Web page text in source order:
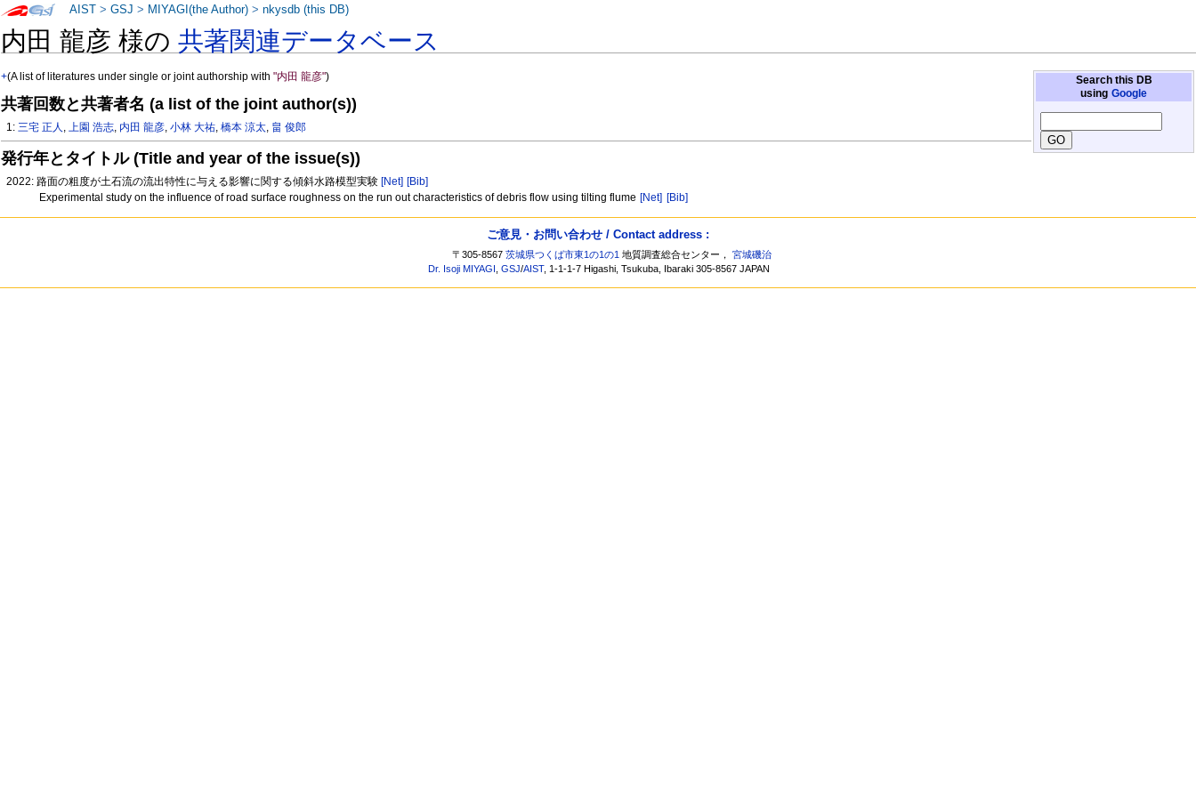
内田 龍彦 様の共著関連データベース
Search this DB
using Google
+(A list of literatures under single or joint authorship with"内田 龍彦")
共著回数と共著者名 (a list of the joint author(s))
1:三宅 正人 ,上園 浩志, 内田 龍彦,小林 大祐,橋本 涼太, 畠 俊郎
発行年とタイトル (Title and year of the issue(s))
2022: 路面の粗度が土石流の流出特性に与える影響に関する傾斜水路模型実験 [Net] [Bib]
Experimental study on the influence of road surface roughness on the run out characteristics of debris flow using tilting flume [Net] [Bib]
AIST >GSJ > MIYAGI(the Author) >nkysdb (this DB)
ご意見・お問い合わせ / Contact address :
〒305-8567茨城県つくば市東1の1の1 地質調査総合センター，宮城磯治
Dr. Isoji MIYAGI ,GSJ/AIST, 1-1-1-7 Higashi, Tsukuba, Ibaraki 305-8567 JAPAN